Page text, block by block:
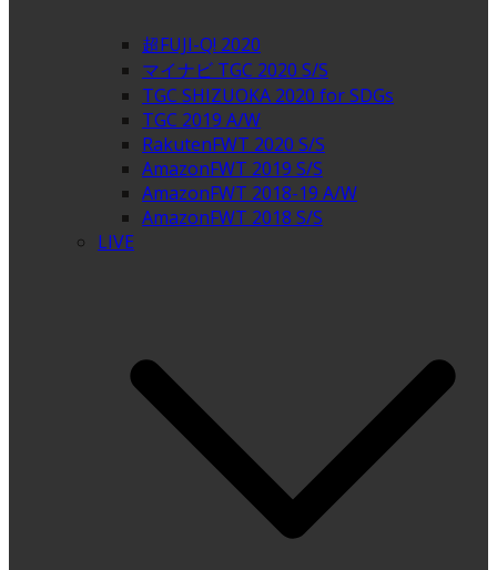
超FUJI-Q! 2020
マイナビ TGC 2020 S/S
TGC SHIZUOKA 2020 for SDGs
TGC 2019 A/W
RakutenFWT 2020 S/S
AmazonFWT 2019 S/S
AmazonFWT 2018-19 A/W
AmazonFWT 2018 S/S
LIVE